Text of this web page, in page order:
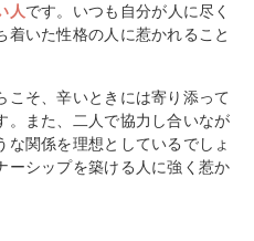
人です。いつも自分が人に尽く
いた性格の人に惹かれること
こそ、辛いときには寄り添って
。また、二人で協力し合いなが
な関係を理想としているでしょ
ーシップを築ける人に強く惹か